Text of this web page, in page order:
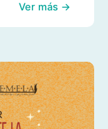
Ver más →